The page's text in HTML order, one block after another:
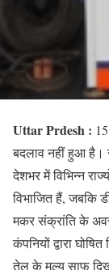
Uttar Prdesh :
बदलाव नहीं हुआ है।
देशभर में विभिन्न
विभाजित हैं, जबकि
मकर संक्रांति के
कंपनियों द्वारा
तेल के मूल्य साफ